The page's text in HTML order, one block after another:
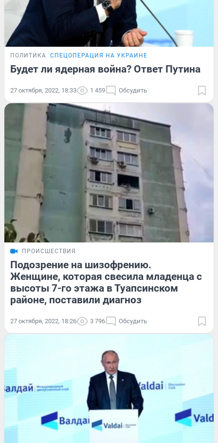
ПОЛИТИКА СПЕЦОПЕРАЦИЯ НА УКРАИНЕ
Будет ли ядерная война? Ответ Путина
27 октября, 2022, 18:33 1 459 Обсудить
ПРОИСШЕСТВИЯ
Подозрение на шизофрению.
Женщине, которая свесила младенца с
высоты 7-го этажа в Туапсинском
районе, поставили диагноз
27 октября, 2022, 18:26 3 796 Обсудить